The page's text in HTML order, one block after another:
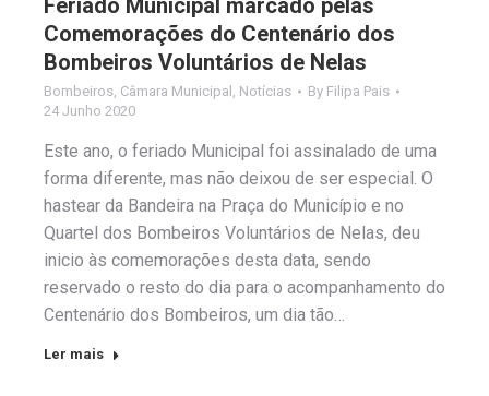
Feriado Municipal marcado pelas
Comemorações do Centenário dos
Bombeiros Voluntários de Nelas
Bombeiros, Câmara Municipal , Notícias By Filipa Pais
24 Junho 2020
Este ano, o feriado Municipal foi assinalado de uma
forma diferente, mas não deixou de ser especial. O
hastear da Bandeira na Praça do Município e no
Quartel dos Bombeiros Voluntários de Nelas, deu
inicio às comemorações desta data, sendo
reservado o resto do dia para o acompanhamento do
Centenário dos Bombeiros, um dia tão…
Ler mais